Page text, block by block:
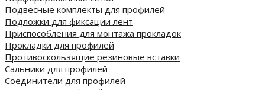
Подвесные комплекты для профилей
Подложки для фиксации лент
Приспособления для монтажа прокладок
Прокладки для профилей
Противоскользящие резиновые вставки
Сальники для профилей
Соединители для профилей